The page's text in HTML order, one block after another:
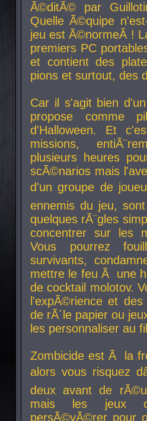
Ã©ditÃ© par
Quelle Ã©quipe
jeu est Ã©normeÂ !
premiers PC
et contient des
pions et surtout, des
Car il s'agit bien
propose comme
d'Halloween. Et
missions,
plusieurs heures
scÃ©narios mais
d'un groupe de
ennemis du jeu,
quelques rÃ¨gles
concentrer sur les
Vous pourrez
survivants,
mettre le feu Ã une
de cocktail molotov.
l'expÃ©rience et
de rÃ´le papier ou
les personnaliser au
Zombicide est Ã la
alors vous risquez
deux avant de
mais les jeux
persÃ©vÃ©rer pour